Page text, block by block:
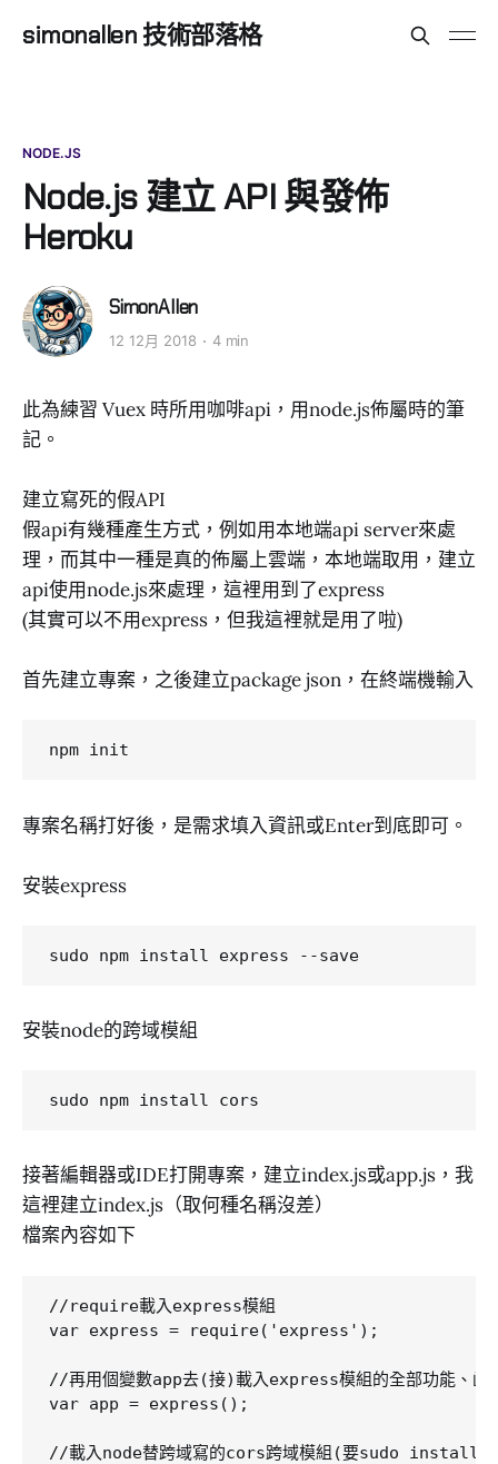
simonallen 技術部落格
NODE.JS
Node.js 建立 API 與發佈
Heroku
SimonAllen
12 12月 2018 4 min
此為練習 Vuex 時所用咖啡api，用node.js佈屬時的筆
記。
建立寫死的假API
假api有幾種產生方式，例如用本地端api server來處
理，而其中一種是真的佈屬上雲端，本地端取用，建立
api使用node.js來處理，這裡用到了express
(其實可以不用express，但我這裡就是用了啦)
首先建立專案，之後建立package json，在終端機輸入
專案名稱打好後，是需求填入資訊或Enter到底即可。
安裝express
安裝node的跨域模組
接著編輯器或IDE打開專案，建立index.js或app.js，我
這裡建立index.js（取何種名稱沒差）
檔案內容如下
//require載入express模組
var express = require('express');
//再用個變數app去(接)載入express模組的全部功能、函
var app = express();
//載入node替跨域寫的cors跨域模組(要sudo install此